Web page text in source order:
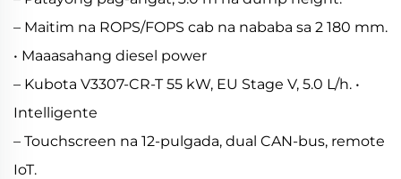
– Maitim na ROPS/FOPS cab na nababa sa 2 180 mm.
• Maaasahang diesel power
– Kubota V3307-CR-T 55 kW, EU Stage V, 5.0 L/h. •
Intelligente
– Touchscreen na 12-pulgada, dual CAN-bus, remote
IoT.